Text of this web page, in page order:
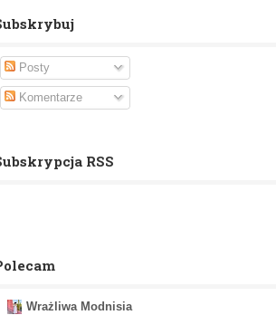
Posty
Komentarze
RSS
Wrażliwa Modnisia